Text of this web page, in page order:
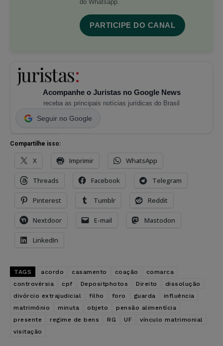
do Whatsapp.
PARTICIPE DO CANAL
Acompanhe o Juristas no Google News
receba as principais notícias jurídicas do Brasil
Seguir no Google
Compartilhe isso:
X Imprimir WhatsApp
Threads Facebook Telegram
Pinterest Tumblr Reddit
Nextdoor E-mail Mastodon
LinkedIn
TAGS acordo casamento coação
comarca
controvérsia
cpf Depositphotos Direito
dissolução
divórcio extrajudicial
filho foro guarda
influência
matrimônio
minuta objeto
pensão alimentícia
presente
regime de bens RG UF
vínculo matrimonial
visitação